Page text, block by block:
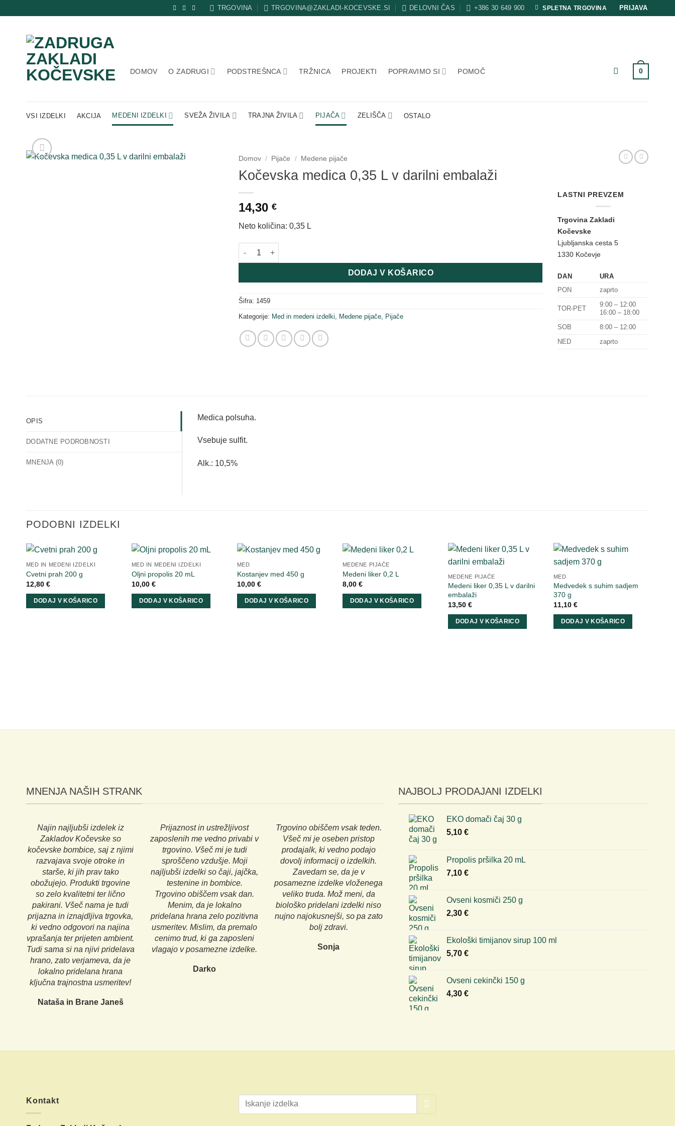
to
TRGOVINA TRGOVINA@ZAKLADI-KOCEVSKE.SI DELOVNI ČAS +386 30 649 900 SPLETNA TRGOVINA PRIJAVA
DOMOV O ZADRUGI PODSTREŠNCA TRŽNICA PROJEKTI POPRAVIMO SI POMOČ 0
VSI IZDELKI AKCIJA MEDENI IZDELKI SVEŽA ŽIVILA TRAJNA ŽIVILA PIJAČA ZELIŠČA OSTALO
Domov / Pijače / Medene pijače
Kočevska medica 0,35 L v darilni embalaži
14,30€
Neto količina: 0,35 L
Kočevska medica 0,35 L v darilni embalaži količina
DODAJ V KOŠARICO
Šifra: 1459
Kategorije: Med in medeni izdelki Medene pijače Pijače
LASTNI PREVZEM
Trgovina Zakladi
Kočevske
Ljubljanska cesta 5
1330 Kočevje
DAN
URA
PON
zaprto
TOR-PET
9:00 – 12:00
16:00 – 18:00
SOB
8:00 – 12:00
NED
zaprto
OPIS
DODATNE PODROBNOSTI
MNENJA (0)
Medica polsuha.
Vsebuje sulfit.
Alk.: 10,5%
PODOBNI IZDELKI
MED IN MEDENI IZDELKI
Cvetni prah 200 g
12,80 €
DODAJ V KOŠARICO
MED IN MEDENI IZDELKI
Oljni propolis 20 mL
10,00 €
DODAJ V KOŠARICO
MED
Kostanjev med 450 g
10,00 €
DODAJ V KOŠARICO
MEDENE PIJAČE
Medeni liker 0,2 L
8,00 €
DODAJ V KOŠARICO
MEDENE PIJAČE
Medeni liker 0,35 L v darilni
embalaži
13,50 €
DODAJ V KOŠARICO
MED
Medvedek s suhim sadjem
370 g
11,10 €
DODAJ V KOŠARICO
MNENJA NAŠIH STRANK
Najin najljubši izdelek iz
Zakladov Kočevske so
kočevske bombice, saj z njimi
razvajava svoje otroke in
starše, ki jih prav tako
obožujejo. Produkti trgovine
so zelo kvalitetni ter lično
pakirani. Všeč nama je tudi
prijazna in iznajdljiva trgovka,
ki vedno odgovori na najina
vprašanja ter prijeten ambient.
Tudi sama si na njivi pridelava
hrano, zato verjameva, da je
lokalno pridelana hrana
ključna trajnostna usmeritev!
Nataša in Brane Janeš
Prijaznost in ustrežljivost
zaposlenih me vedno privabi v
trgovino. Všeč mi je tudi
sproščeno vzdušje. Moji
najljubši izdelki so čaji, jajčka,
testenine in bombice.
Trgovino obiščem vsak dan.
Menim, da je lokalno
pridelana hrana zelo pozitivna
usmeritev. Mislim, da premalo
cenimo trud, ki ga zaposleni
vlagajo v posamezne izdelke.
Darko
Trgovino obiščem vsak teden.
Všeč mi je oseben pristop
prodajalk, ki vedno podajo
dovolj informacij o izdelkih.
Zavedam se, da je v
posamezne izdelke vloženega
veliko truda. Mož meni, da
biološko pridelani izdelki niso
nujno najokusnejši, so pa zato
bolj zdravi.
Sonja
NAJBOLJ PRODAJANI IZDELKI
EKO domači čaj 30 g
5,10 €
Propolis pršilka 20 mL
7,10 €
Ovseni kosmiči 250 g
2,30 €
Ekološki timijanov sirup 100 ml
5,70 €
Ovseni cekinčki 150 g
4,30 €
Kontakt